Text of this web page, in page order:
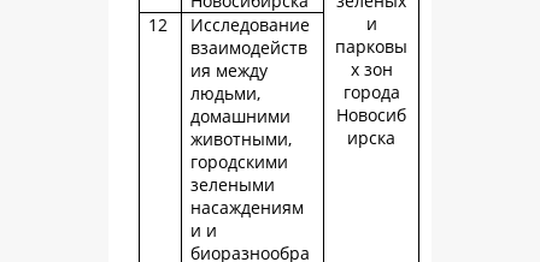
и
парковы
х зон
города
Новосиб
ирска
12
Исследование
взаимодейств
ия между
людьми,
домашними
животными,
городскими
зелеными
насаждениям
и и
биоразнообра